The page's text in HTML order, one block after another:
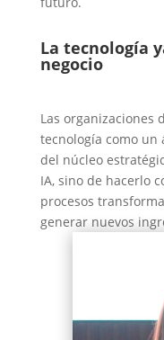
La tecnología
negocio
Las organizaciones
tecnología como un
del núcleo
IA, sino de hacerlo
procesos
generar nuevos